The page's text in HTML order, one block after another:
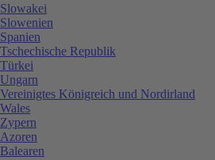
Slowakei
Slowenien
Spanien
Tschechische Republik
Türkei
Ungarn
Vereinigtes Königreich und Nordirland
Wales
Zypern
Azoren
Balearen